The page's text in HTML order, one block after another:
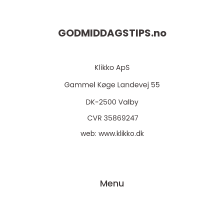
GODMIDDAGSTIPS.no
web: www.klikko.dk
Menu